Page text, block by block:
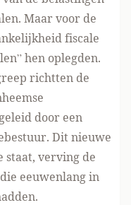
Maar voor de
fiscale
hen oplegden.
richtten de
door een
Dit nieuwe
staat, verving de
eeuwenlang in